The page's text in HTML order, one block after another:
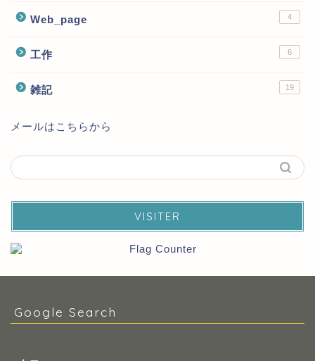
Web_page 4
工作 6
雑記 19
メールはこちらから
VISITER
Google Search